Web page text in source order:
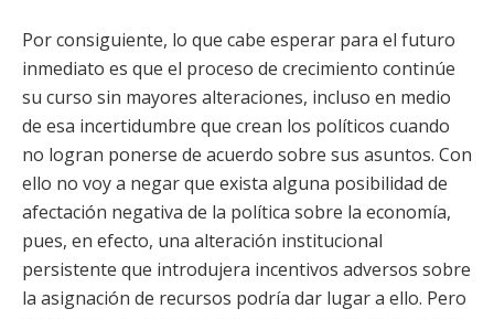
Por consiguiente, lo que cabe esperar para el futuro
inmediato es que el proceso de crecimiento continúe
su curso sin mayores alteraciones, incluso en medio
de esa incertidumbre que crean los políticos cuando
no logran ponerse de acuerdo sobre sus asuntos. Con
ello no voy a negar que exista alguna posibilidad de
afectación negativa de la política sobre la economía,
pues, en efecto, una alteración institucional
persistente que introdujera incentivos adversos sobre
la asignación de recursos podría dar lugar a ello. Pero